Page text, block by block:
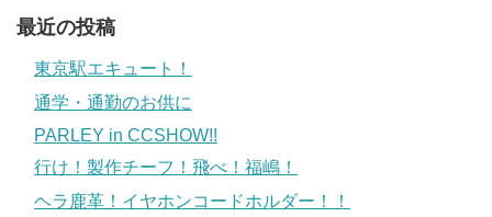
最近の投稿
東京駅エキュート！
通学・通勤のお供に
PARLEY in CCSHOW!!
行け！製作チーフ！飛べ！福嶋！
ヘラ鹿革！イヤホンコードホルダー！！